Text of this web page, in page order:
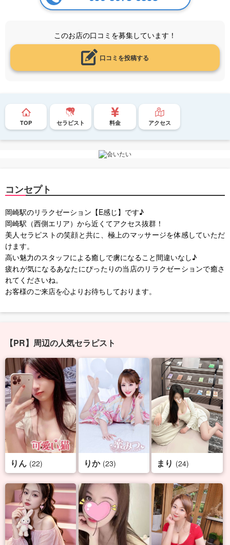
このお店の口コミを募集しています！
口コミを投稿する
TOP セラピスト 料金 アクセス
コンセプト
岡崎駅のリラクゼーション【E感じ】です♪
岡崎駅（西側エリア）から近くてアクセス抜群！
美人セラピストの笑顔と共に、極上のマッサージを体感していただ
けます。
高い魅力のスタッフによる癒しで虜になること間違いなし♪
疲れが気になるあなたにぴったりの当店のリラクゼーションで癒さ
れてくださいね。
お客様のご来店を心よりお待ちしております。
【PR】周辺の人気セラピスト
りん (22) りか (23) まり (24)